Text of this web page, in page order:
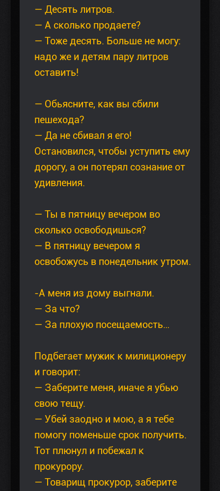
— Десять литров.
— А сколько продаете?
— Тоже десять. Больше не могу:
надо же и детям пару литров
оставить!
— Обьясните, как вы сбили
пешехода?
— Да не сбивал я его!
Остановился, чтобы уступить ему
дорогу, а он потерял сознание от
удивления.
— Ты в пятницу вечером во
сколько освободишься?
— В пятницу вечером я
освобожусь в понедельник утром.
-А меня из дому выгнали.
— За что?
— За плохую посещаемость…
Подбегает мужик к милиционеру
и говорит:
— Заберите меня, иначе я убью
свою тещу.
— Убей заодно и мою, а я тебе
помогу поменьше срок получить.
Тот плюнул и побежал к
прокурору.
— Товарищ прокурор, заберите